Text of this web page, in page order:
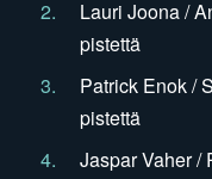
2.
Lauri Joona /
pistettä
3.
Patrick Enok /
pistettä
4.
Jaspar Vaher /